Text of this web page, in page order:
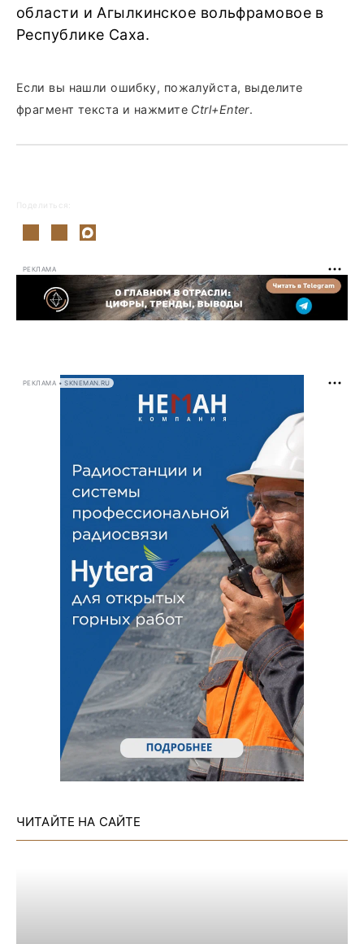
области и Агылкинское вольфрамовое в
Республике Саха.
Если вы нашли ошибку, пожалуйста, выделите
фрагмент текста и нажмите Ctrl+Enter.
Поделиться:
РЕКЛАМА
РЕКЛАМА • SKNEMAN.RU
ЧИТАЙТЕ НА САЙТЕ